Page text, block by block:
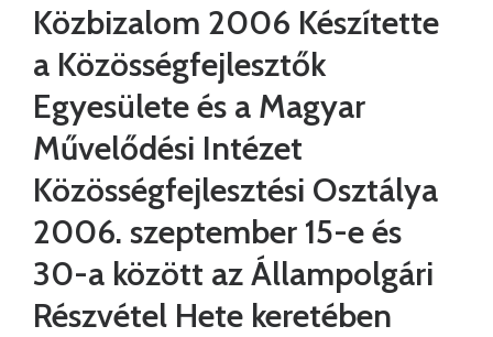
Közbizalom 2006 Készítette
a Közösségfejlesztők
Egyesülete és a Magyar
Művelődési Intézet
Közösségfejlesztési Osztálya
2006. szeptember 15-e és
30-a között az Állampolgári
Részvétel Hete keretében